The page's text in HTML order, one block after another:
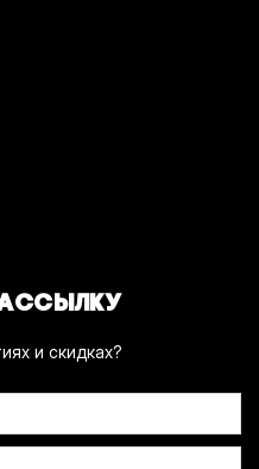
и скидках?